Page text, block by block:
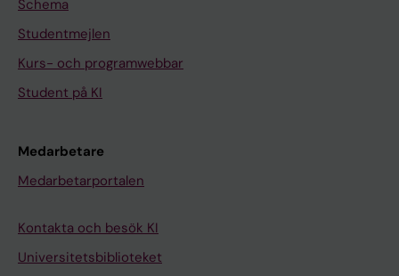
Schema
Studentmejlen
Kurs- och programwebbar
Student på KI
Medarbetare
Medarbetarportalen
Kontakta och besök KI
Universitetsbiblioteket